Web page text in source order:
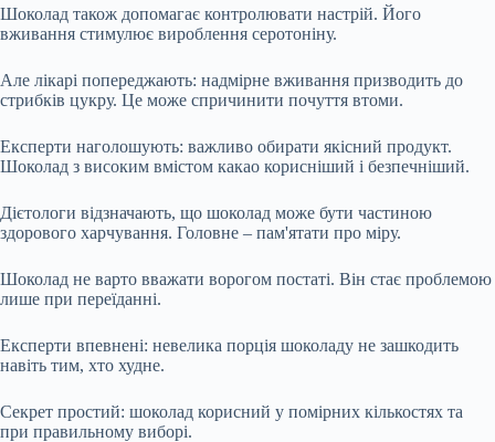
Шоколад також допомагає контролювати настрій. Його
вживання стимулює вироблення серотоніну.
Але лікарі попереджають: надмірне вживання призводить до
стрибків цукру. Це може спричинити почуття втоми.
Експерти наголошують: важливо обирати якісний продукт.
Шоколад з високим вмістом какао корисніший і безпечніший.
Дієтологи відзначають, що шоколад може бути частиною
здорового харчування. Головне – пам'ятати про міру.
Шоколад не варто вважати ворогом постаті. Він стає проблемою
лише при переїданні.
Експерти впевнені: невелика порція шоколаду не зашкодить
навіть тим, хто худне.
Секрет простий: шоколад корисний у помірних кількостях та
при правильному виборі.